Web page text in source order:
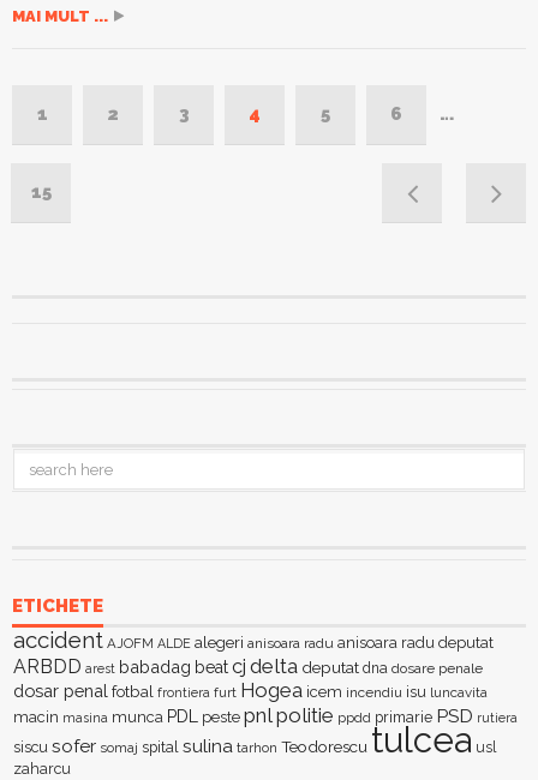
MAI MULT ...
1 2 3 4 5 6 …
15
ETICHETE
accident AJOFM ALDE alegeri anisoara radu anisoara radu deputat
ARBDD arest babadag beatcj delta deputat dna dosare penale
dosar penal fotbal frontiera furt Hogea icem incendiu isu luncavita
macin masina munca PDL peste pnlpolitie ppdd primarie PSD rutiera
siscu sofer somaj spital sulina tarhon Teodorescu tulcea usl
zaharcu